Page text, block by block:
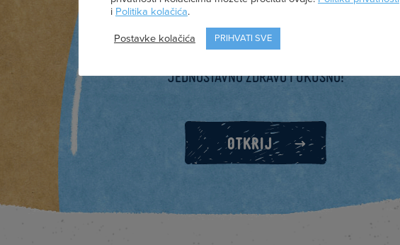
jednostavno zdravo i ukusno!
OTKRIJ
i Politika kolačića.
Postavke kolačića PRIHVATI SVE